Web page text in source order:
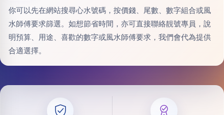
你可以先在網站搜尋心水號碼，按價錢、尾數、數字組合或風
水師傅要求篩選。如想節省時間，亦可直接聯絡靚號專員，說
明預算、用途、喜歡的數字或風水師傅要求，我們會代為提供
合適選擇。